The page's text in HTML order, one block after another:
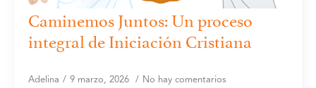
Caminemos Juntos: Un proceso
integral de Iniciación Cristiana
Adelina 9 marzo, 2026 No hay comentarios